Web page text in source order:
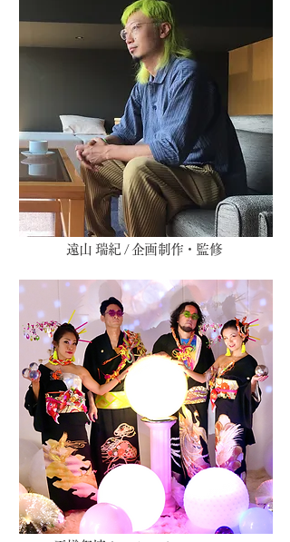
​遠山 瑞紀 / 企画制作・監修